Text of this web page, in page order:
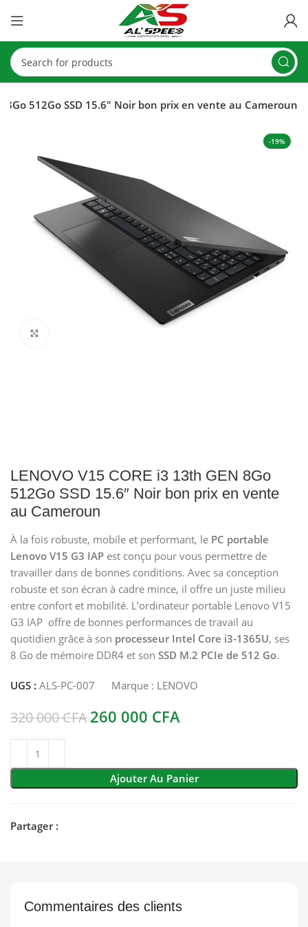
8Go 512Go SSD 15.6″ Noir bon prix en vente au Cameroun
-19%
LENOVO V15 CORE i3 13th GEN 8Go
512Go SSD 15.6″ Noir bon prix en vente
au Cameroun
À la fois robuste, mobile et performant, le PC portable
Lenovo V15 G3 IAP est conçu pour vous permettre de
travailler dans de bonnes conditions. Avec sa conception
robuste et son écran à cadre mince, il offre un juste milieu
entre confort et mobilité. L’ordinateur portable Lenovo V15
G3 IAP offre de bonnes performances de travail au
quotidien grâce à son processeur Intel Core i3-1365U, ses
8 Go de mémoire DDR4 et son SSD M.2 PCIe de 512 Go.
UGS : ALS-PC-007 Marque : LENOVO
320 000CFA260 000 CFA
Ajouter Au Panier
Partager :
Commentaires des clients